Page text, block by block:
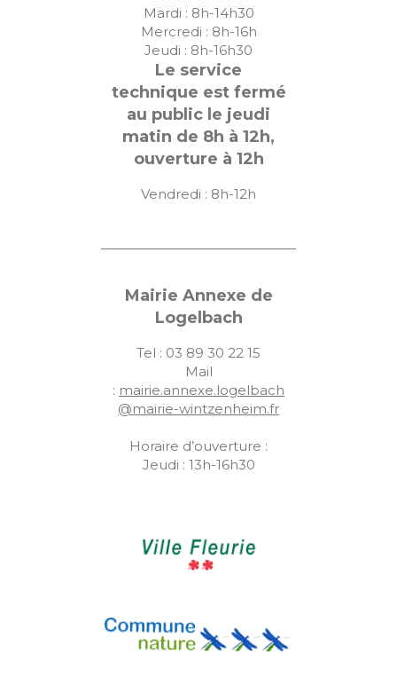
Mardi : 8h-14h30
Mercredi : 8h-16h
Jeudi : 8h-16h30
Le service
technique est fermé
au public le jeudi
matin de 8h à 12h,
ouverture à 12h
Vendredi : 8h-12h
Mairie Annexe de
Logelbach
Tel : 03 89 30 22 15
Mail
: mairie.annexe.logelbach
@mairie-wintzenheim.fr
Horaire d’ouverture :
Jeudi : 13h-16h30